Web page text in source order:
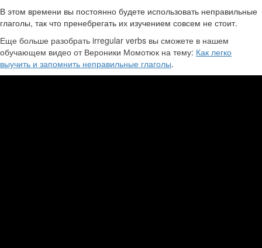
В этом времени вы постоянно будете использовать неправильные
глаголы, так что пренебрегать их изучением совсем не стоит.
Еще больше разобрать irregular verbs вы сможете в нашем
обучающем видео от Вероники Момотюк на тему: Как легко
выучить и запомнить неправильные глаголы.